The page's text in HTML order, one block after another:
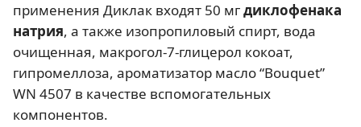
применения Диклак входят 50 мгдиклофенака
натрия, а также изопропиловый спирт, вода
очищенная, макрогол-7-глицерол кокоат,
гипромеллоза, ароматизатор масло “Bouquet”
WN 4507 в качестве вспомогательных
компонентов.